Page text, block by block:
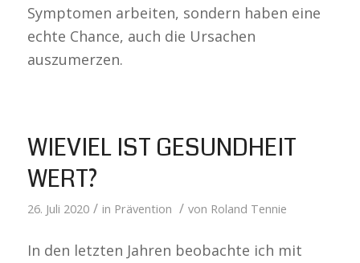
Symptomen arbeiten, sondern haben eine
echte Chance, auch die Ursachen
auszumerzen.
WIEVIEL IST GESUNDHEIT
WERT?
26. Juli 2020 / in Prävention / von Roland Tennie
In den letzten Jahren beobachte ich mit